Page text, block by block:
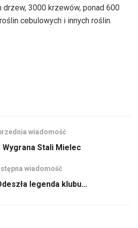
3000 krzewów, ponad 600
cebulowych i innych roślin.
wiadomość
Wygrana Stali Mielec
wiadomość
legenda klubu…